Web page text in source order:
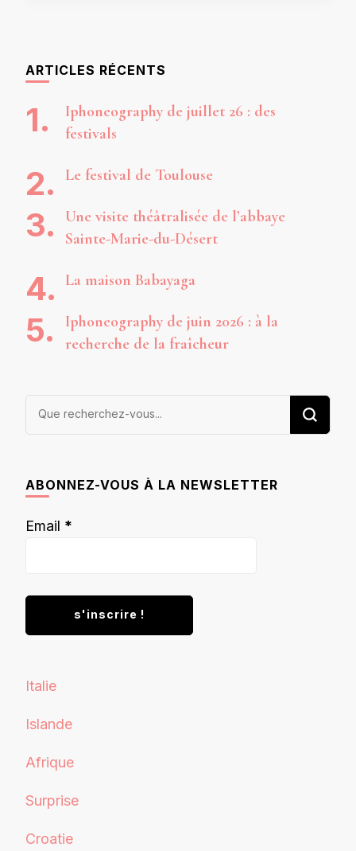
ARTICLES RÉCENTS
Iphoneography de juillet 26 : des
festivals
Le festival de Toulouse
Une visite théâtralisée de l’abbaye
Sainte-Marie-du-Désert
La maison Babayaga
Iphoneography de juin 2026 : à la
recherche de la fraîcheur
Vous
ABONNEZ-VOUS À LA NEWSLETTER
Email *
Italie
Islande
Afrique
Surprise
Croatie